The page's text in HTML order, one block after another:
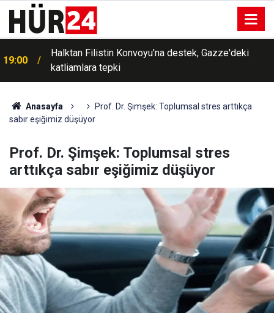
19:00
Halktan Filistin Konvoyu'na destek, Gazze'deki
katliamlara tepki
Anasayfa
Prof. Dr. Şimşek: Toplumsal stres arttıkça
sabır eşiğimiz düşüyor
Prof. Dr. Şimşek: Toplumsal stres
arttıkça sabır eşiğimiz düşüyor